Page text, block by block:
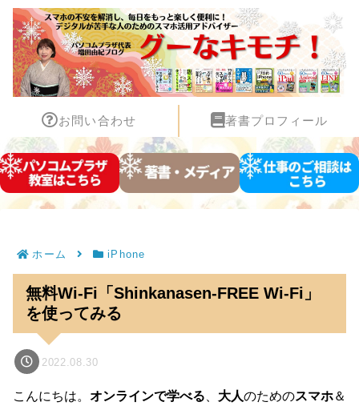
お問い合わせ 著書プロフィール
ホーム iPhone
無料Wi-Fi「Shinkanasen-FREE Wi-Fi」
を使ってみる
2022.08.30
こんにちは。 オンラインで学べる 大人のためのスマホ＆